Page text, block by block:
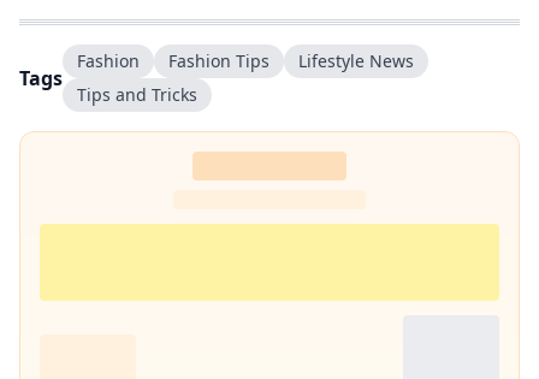
Tags
Fashion Fashion Tips
Lifestyle News
Tips and Tricks